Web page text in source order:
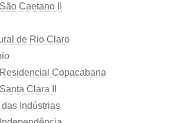
Caetano II
de Rio Claro
Copacabana
Clara II
Indústrias